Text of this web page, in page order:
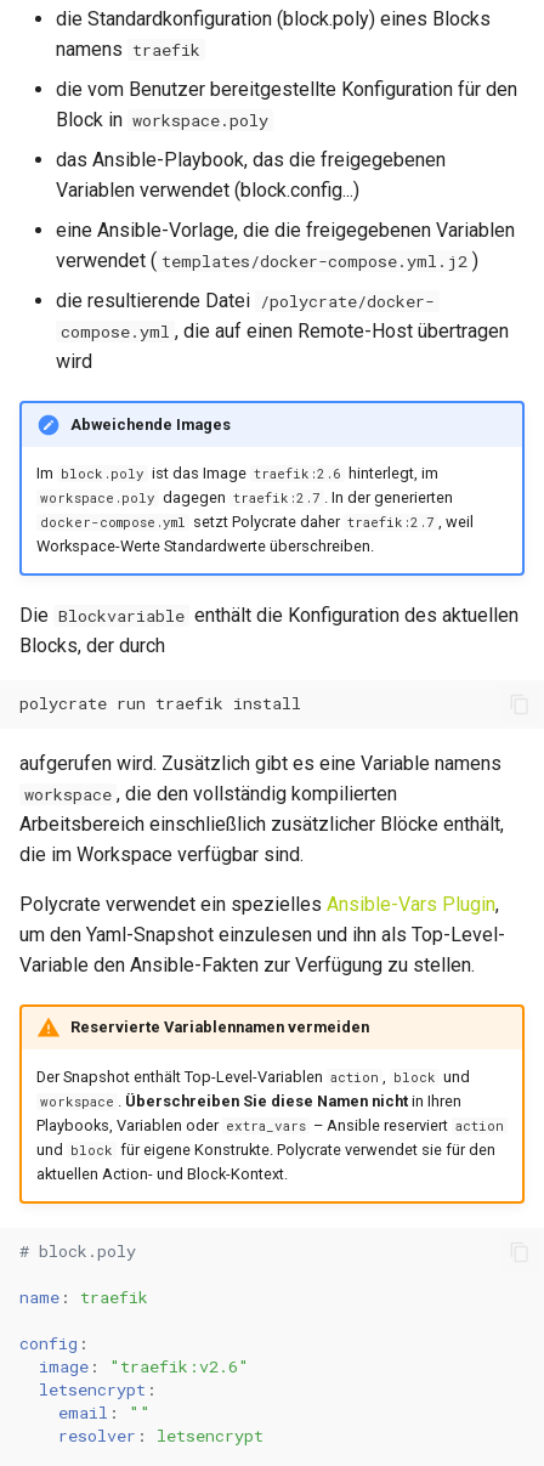
r
Snapshot
Konfiguration
Workspace-Verschlüsselung
Spec-Driven Development
Task-Fortschritt in Echtzeit
Ansible für Docker
Docker-Compose mit
Ansible für Kubernetes
1. Kubernetes Manifeste
mit Ansible
2. Helm Charts mit Ansible
3. Komplexe Multi-
Resource Deployments
4. ConfigMaps und Secrets
5. Multi-Cluster
Ansible Vault für Secrets
Dynamische Inventories
Rollback-Playbook
Multi-Container
Anwendungen
Docker Image Building mit
Ansible
Monitoring
Zero-Downtime Updates
Docker Network
Loopback-Integration
S3 Buckets & Object Storage
Kubernetes Volumes
LoadBalancer
PoPs & Provider
DataSources
Endpoint-Monitoring
Backup-Übersicht
Wartungen
Wartungsfenster
Downtime & Timeline
Notes
Projekte
Labels & Konventionen
Audit & Compliance
Pricing & Business Layer
Operator-Deployment
Metriken & Prometheus-
Export
Management Commands
0.38.0
0.37.2
0.37.1
0.36.0
0.35.2
0.34.2
0.34.1
0.34.0
0.32.0
0.31.1
0.30.9
0.30.7
0.30.6
0.15.4
0.15.3
0.15.2
0.15.0
0.14.17
0.14.14
0.14.13
0.14.12
0.14.10
0.14.9
0.14.6
0.14.4
0.14.3
Deployment vs.
App Labels
Chart-Helper
ServiceMonitor
Plain Manifests
Vulnerability Management
Intrusion Detection
Cryptography
SBOM
Capacity Management
FAQ
Runbooks
Troubleshooting
die Standardkonfiguration (block.poly) eines Blocks
namens traefik
die vom Benutzer bereitgestellte Konfiguration für den
Block in workspace.poly
das Ansible-Playbook, das die freigegebenen
Variablen verwendet (block.config...)
eine Ansible-Vorlage, die die freigegebenen Variablen
verwendet ( templates/docker-compose.yml.j2 )
die resultierende Datei /polycrate/docker-
compose.yml , die auf einen Remote-Host übertragen
wird
Abweichende Images
Im block.poly ist das Image traefik:2.6 hinterlegt, im
workspace.poly dagegen traefik:2.7 . In der generierten
docker-compose.yml setzt Polycrate daher traefik:2.7 , weil
Workspace-Werte Standardwerte überschreiben.
Die Blockvariable enthält die Konfiguration des aktuellen
Blocks, der durch
aufgerufen wird. Zusätzlich gibt es eine Variable namens
workspace , die den vollständig kompilierten
Arbeitsbereich einschließlich zusätzlicher Blöcke enthält,
die im Workspace verfügbar sind.
Polycrate verwendet ein spezielles Ansible-Vars Plugin,
um den Yaml-Snapshot einzulesen und ihn als Top-Level-
Variable den Ansible-Fakten zur Verfügung zu stellen.
Reservierte Variablennamen vermeiden
Der Snapshot enthält Top-Level-Variablen action , block und
workspace . Überschreiben Sie diese Namen nichtin Ihren
Playbooks, Variablen oder extra_vars – Ansible reserviert action
und block für eigene Konstrukte. Polycrate verwendet sie für den
aktuellen Action- und Block-Kontext.
# block.poly
name : traefik
config :
image :
"traefik:v2.6"
letsencrypt :
email :
""
resolver : letsencrypt